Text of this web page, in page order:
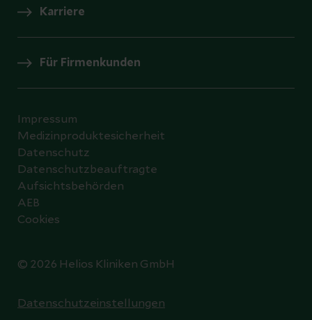
Karriere
Für Firmenkunden
© 2026 Helios Kliniken GmbH
Impressum
Medizinproduktesicherheit
Datenschutz
Datenschutzbeauftragte
Aufsichtsbehörden
AEB
Cookies
Datenschutzeinstellungen